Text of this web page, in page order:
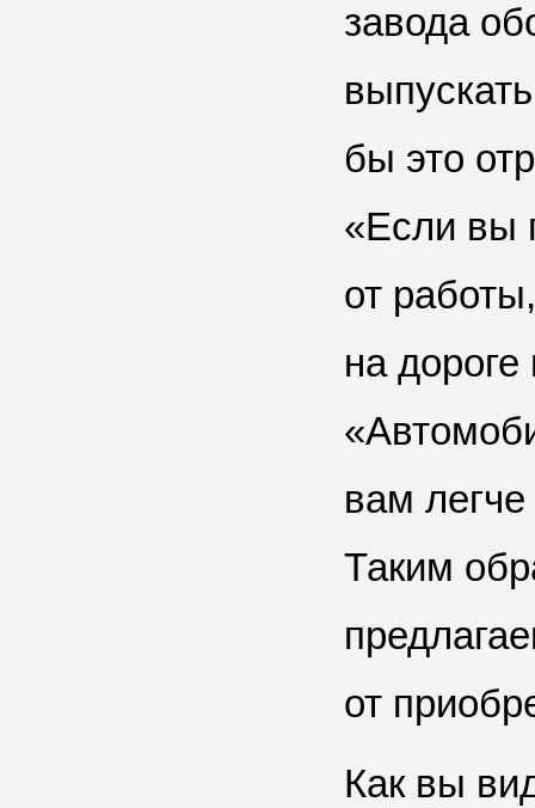
завода
бы это
«Если вы
от
на
вам
Таким
от
Как вы